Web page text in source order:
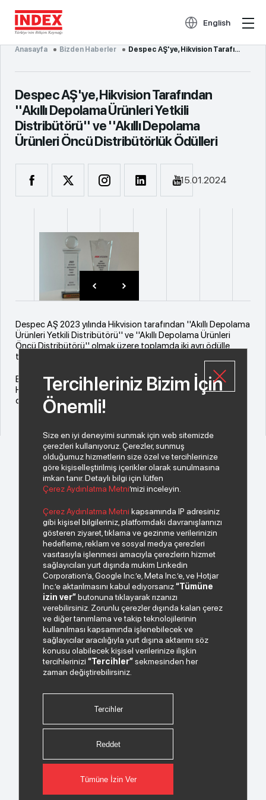
English
Anasayfa Bizden Haberler Despec AŞ'ye, Hikvision Tarafından ''Akıllı Depolama Ürünleri Yetkili Distribütörü'' ve ''Akıllı Dep...
Despec AŞ'ye, Hikvision Tarafından
''Akıllı Depolama Ürünleri Yetkili
Distribütörü'' ve ''Akıllı Depolama
Ürünleri Öncü Distribütörlük Ödülleri
15.01.2024
Despec AŞ 2023 yılında Hikvision tarafından ''Akıllı Depolama
Ürünleri Yetkili Distribütörü'' ve ''Akıllı Depolama Ürünleri
Öncü Distribütörü'' olmak üzere toplamda iki ayrı ödülle
taçlandırıldı.
Bizi bu kıymetli ödülle onurlandıran değerli üreticimiz
Hikvision’a ve bu başarıya ulaşmamızı sağlayan değerli iş
ortaklarımıza çok teşekkür ederiz.
Bizden haberiniz olsun.
Paylaştığım kişisel verilerimin işlenmesi hususunda
“Kişisel Verilerin Korunması Politikası”okudum ve
anladım.
"Ticari Elektronik İleti Onay Metni"
Bizi Takip Edin.
Tercihleriniz Bizim İçin
Önemli!
Size en iyi deneyimi sunmak için web sitemizde
çerezleri kullanıyoruz. Çerezler, sunmuş
olduğumuz hizmetlerin size özel ve tercihlerinize
göre kişiselleştirilmiş içerikler olarak sunulmasına
imkan tanır. Detaylı bilgi için lütfen
Çerez Aydınlatma Metni’mizi inceleyin.
Çerez Aydınlatma Metni kapsamında IP adresiniz
gibi kişisel bilgileriniz, platformdaki davranışlarınızı
gösteren ziyaret, tıklama ve gezinme verilerinizin
hedefleme, reklam ve sosyal medya çerezleri
vasıtasıyla işlenmesi amacıyla çerezlerin hizmet
sağlayıcıları yurt dışında mukim Linkedin
Corporation’a, Google Inc.’e, Meta Inc.’e, ve Hotjar
Inc.’e aktarılmasını kabul ediyorsanız“Tümüne
izin ver”butonuna tıklayarak rızanızı
verebilirsiniz. Zorunlu çerezler dışında kalan çerez
ve diğer tanımlama ve takip teknolojilerinin
kullanılması kapsamında işlenebilecek ve
sağlayıcılar aracılığıyla yurt dışına aktarımı söz
konusu olabilecek kişisel verilerinize ilişkin
tercihlerinizi“Tercihler”sekmesinden her
zaman değiştirebilirsiniz.
Tercihler
Reddet
Tümüne İzin Ver